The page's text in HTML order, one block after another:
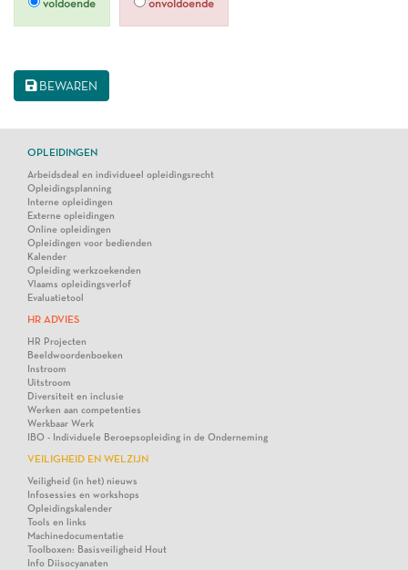
voldoende onvoldoende
BEWAREN
OPLEIDINGEN
Arbeidsdeal en individueel opleidingsrecht
Opleidingsplanning
Interne opleidingen
Externe opleidingen
Online opleidingen
Opleidingen voor bedienden
Kalender
Opleiding werkzoekenden
Vlaams opleidingsverlof
Evaluatietool
HR ADVIES
HR Projecten
Beeldwoordenboeken
Instroom
Uitstroom
Diversiteit en inclusie
Werken aan competenties
Werkbaar Werk
IBO - Individuele Beroepsopleiding in de Onderneming
VEILIGHEID EN WELZIJN
Veiligheid (in het) nieuws
Infosessies en workshops
Opleidingskalender
Tools en links
Machinedocumentatie
Toolboxen: Basisveiligheid Hout
Info Diisocyanaten